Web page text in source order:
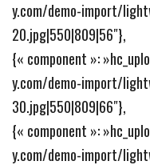
y.com/demo-import/
20.jpg|550|809|56″},
{« component »:
y.com/demo-import/
30.jpg|550|809|66″},
{« component »:
y.com/demo-import/